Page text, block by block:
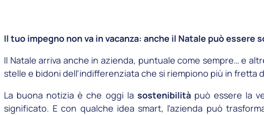
Il tuo impegno non va in vacanza: anche il Natale può essere
Il Natale arriva anche in azienda, puntuale come sempre… e
stelle e bidoni dell’indifferenziata che si riempiono più in fretta
La buona notizia è che oggi la sostenibilitàpuò essere la
significato. E con qualche idea smart, l’azienda può